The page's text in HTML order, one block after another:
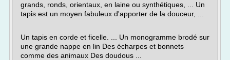
grands, ronds, orientaux, en laine ou synthétiques, ... Un
tapis est un moyen fabuleux d'apporter de la douceur, ...
Un tapis en corde et ficelle. ... Un monogramme brodé sur
une grande nappe en lin Des écharpes et bonnets
comme des animaux Des doudous ...